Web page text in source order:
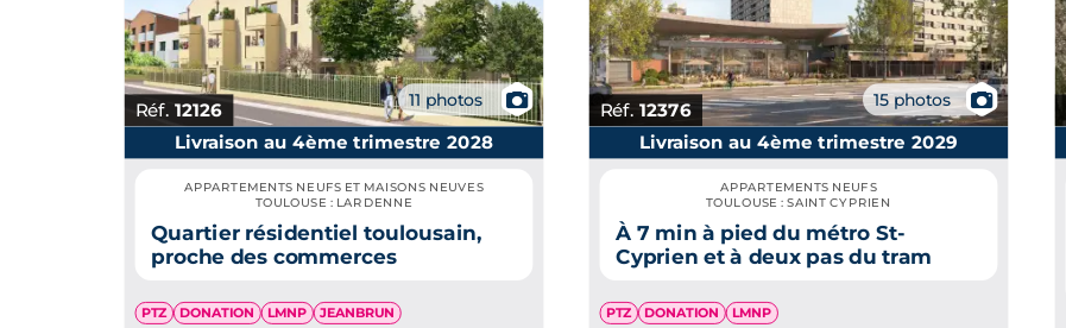
Réf. 12126
11 photos 📷
Livraison au 4ème trimestre 2028
APPARTEMENTS NEUFS ET MAISONS NEUVES
TOULOUSE : LARDENNE
Quartier résidentiel toulousain,
proche des commerces
PTZ DONATION LMNP JEANBRUN
Réf.12376
15 photos 📷
Livraison au 4ème trimestre 2029
APPARTEMENTS NEUFS
TOULOUSE : SAINT CYPRIEN
À 7 min à pied du métro St-
Cyprien et à deux pas du tram
PTZ DONATION LMNP